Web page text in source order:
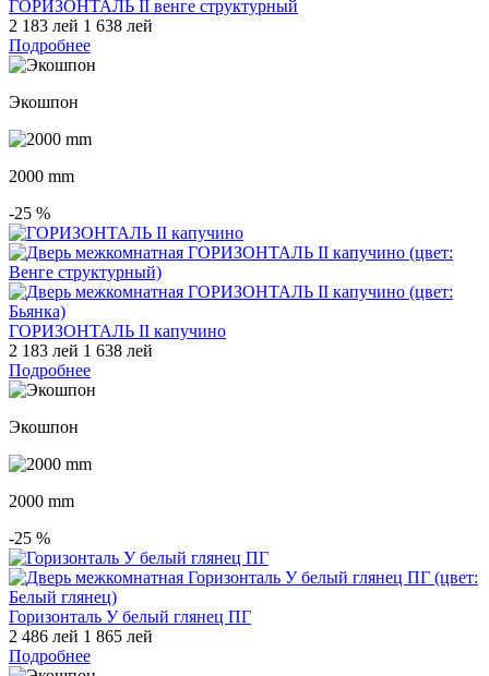
ГОРИЗОНТАЛЬ II венге структурный
2 183 лей 1 638 лей
Подробнее
Экошпон
2000 mm
-25 %
ГОРИЗОНТАЛЬ II капучино
2 183 лей 1 638 лей
Подробнее
Экошпон
2000 mm
-25 %
Горизонталь У белый глянец ПГ
2 486 лей 1 865 лей
Подробнее